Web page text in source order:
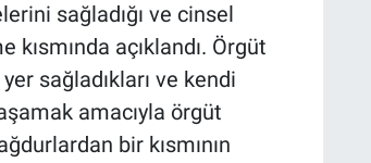
sağladığı ve cinsel
açıklandı. Örgüt
sağladıkları ve kendi
amacıyla örgüt
bir kısmının